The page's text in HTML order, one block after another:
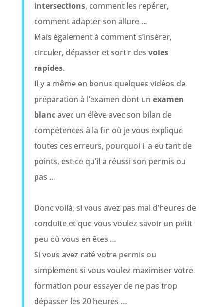
intersections, comment les repérer,
comment adapter son allure …
Mais également à comment s’insérer,
circuler, dépasser et sortir des voies
rapides.
Il y a même en bonus quelques vidéos de
préparation à l’examen dont un examen
blancavec un élève avec son bilan de
compétences à la fin où je vous explique
toutes ces erreurs, pourquoi il a eu tant de
points, est-ce qu’il a réussi son permis ou
pas …
Donc voilà, si vous avez pas mal d’heures de
conduite et que vous voulez savoir un petit
peu où vous en êtes …
Si vous avez raté votre permis ou
simplement si vous voulez maximiser votre
formation pour essayer de ne pas trop
dépasser les 20 heures …